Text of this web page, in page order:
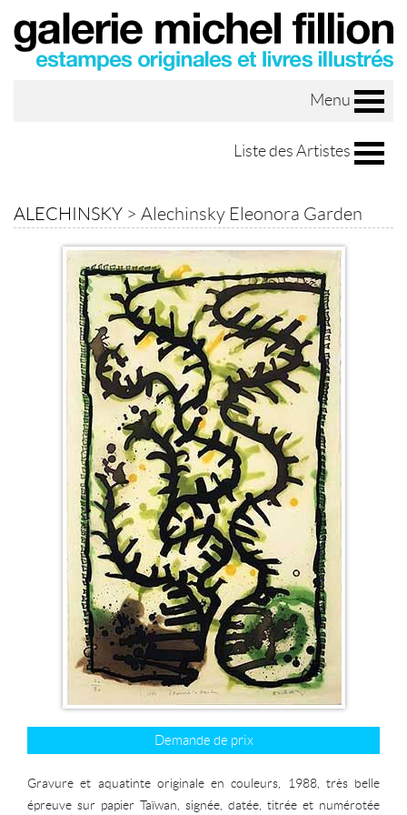
Menu
Liste des Artistes
ALECHINSKY > Alechinsky Eleonora Garden
Demande de prix
Gravure et aquatinte originale en couleurs, 1988, très belle
épreuve sur papier Taïwan, signée, datée, titrée et numérotée